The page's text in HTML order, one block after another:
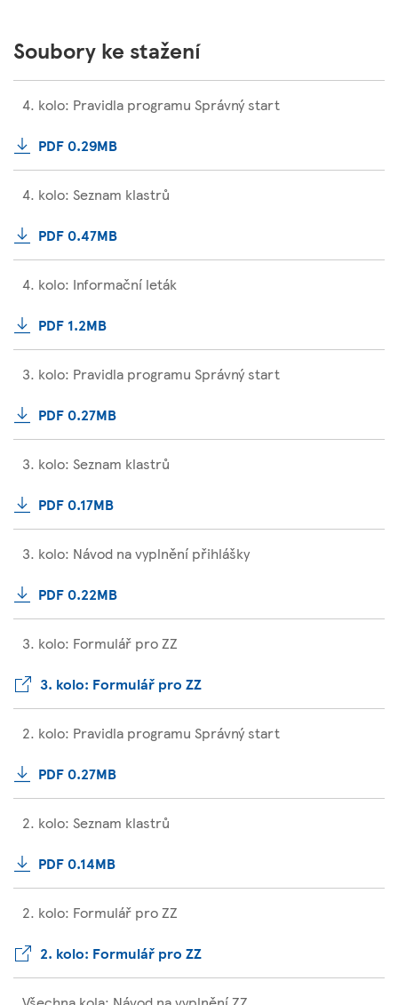
Soubory ke stažení
4. kolo: Pravidla programu Správný start
PDF 0.29MB
4. kolo: Seznam klastrů
PDF 0.47MB
4. kolo: Informační leták
PDF 1.2MB
3. kolo: Pravidla programu Správný start
PDF 0.27MB
3. kolo: Seznam klastrů
PDF 0.17MB
3. kolo: Návod na vyplnění přihlášky
PDF 0.22MB
3. kolo: Formulář pro ZZ
3. kolo: Formulář pro ZZ
2. kolo: Pravidla programu Správný start
PDF 0.27MB
2. kolo: Seznam klastrů
PDF 0.14MB
2. kolo: Formulář pro ZZ
2. kolo: Formulář pro ZZ